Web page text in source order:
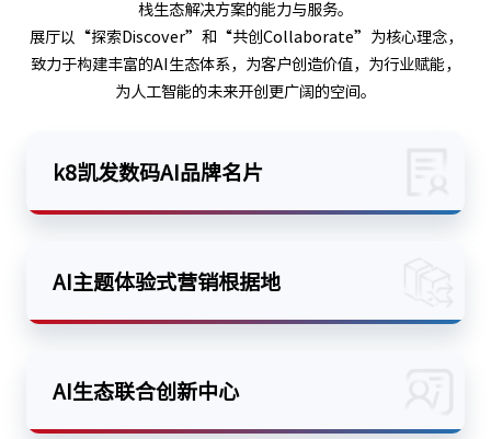
栈生态解决方案的能力与服务。
展厅以“探索Discover”和“共创Collaborate”为核心理念，
致力于构建丰富的AI生态体系，为客户创造价值，为行业赋能，
为人工智能的未来开创更广阔的空间。
k8凯发数码AI品牌名片
AI主题体验式营销根据地
AI生态联合创新中心